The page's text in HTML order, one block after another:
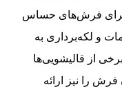
برای فرش‌های حساس
و لکه‌برداری به
از قالیشویی‌ها
را نیز ارائه